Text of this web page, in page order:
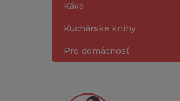
Káva
Kuchárske knihy
Pre domácnosť